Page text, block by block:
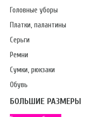
Головные уборы
Платки, палантины
Серьги
Ремни
Сумки, рюкзаки
Обувь
БОЛЬШИЕ РАЗМЕРЫ